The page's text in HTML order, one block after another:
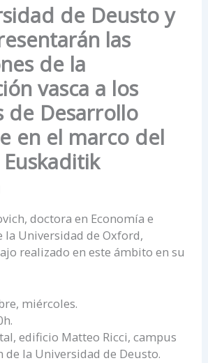
de Deusto y
las
de la
vasca a los
de Desarrollo
en el marco del
doctora en Economía e
la Universidad de Oxford,
realizado en este ámbito en su
miércoles.
edificio Matteo Ricci, campus
de la Universidad de Deusto.